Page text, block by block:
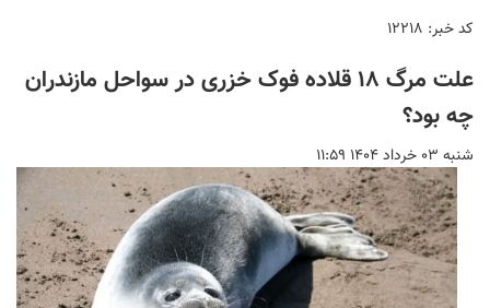
کد خبر: ۱۲۲۱۸
علت مرگ ۱۸ قلاده فوک خزری در سواحل مازندران
چه بود؟
شنبه ۰۳ خرداد ۱۴۰۴ ۱۱:۵۹